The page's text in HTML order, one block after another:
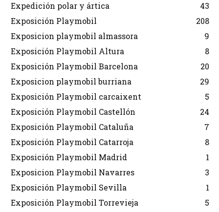
Expedición polar y ártica
43
Exposición Playmobil
208
Exposicion playmobil almassora
9
Exposición Playmobil Altura
8
Exposición Playmobil Barcelona
20
Exposicion playmobil burriana
29
Exposición Playmobil carcaixent
5
Exposición Playmobil Castellón
24
Exposición Playmobil Cataluña
7
Exposición Playmobil Catarroja
8
Exposición Playmobil Madrid
1
Exposicion Playmobil Navarres
3
Exposición Playmobil Sevilla
1
Exposición Playmobil Torrevieja
5